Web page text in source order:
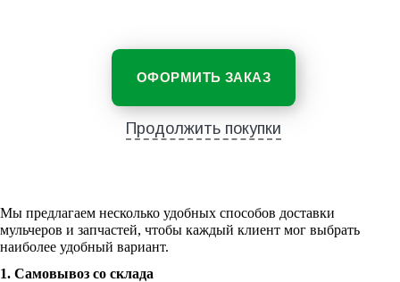
ОФОРМИТЬ ЗАКАЗ
Продолжить покупки
Мы предлагаем несколько удобных способов доставки
мульчеров и запчастей, чтобы каждый клиент мог выбрать
наиболее удобный вариант.
1. Самовывоз со склада